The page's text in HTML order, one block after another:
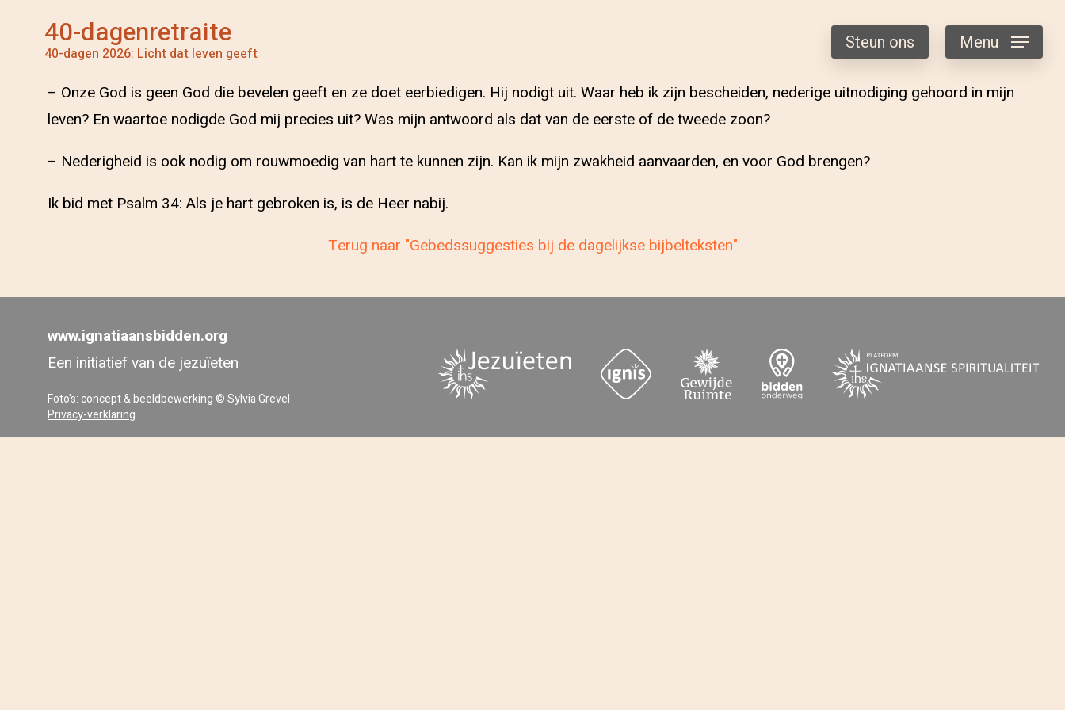
40-dagenretraite
40-dagen 2026: Licht dat leven geeft Steun ons Menu
– Onze God is geen God die bevelen geeft en ze doet eerbiedigen. Hij nodigt uit. Waar heb ik zijn bescheiden, nederige uitnodiging gehoord in mijn
leven? En waartoe nodigde God mij precies uit? Was mijn antwoord als dat van de eerste of de tweede zoon?
– Nederigheid is ook nodig om rouwmoedig van hart te kunnen zijn. Kan ik mijn zwakheid aanvaarden, en voor God brengen?
Ik bid met Psalm 34: Als je hart gebroken is, is de Heer nabij.
Terug naar "Gebedssuggesties bij de dagelijkse bijbelteksten"
www.ignatiaansbidden.org
Een initiatief van de jezuïeten
Foto's: concept & beeldbewerking © Sylvia Grevel
Privacy-verklaring